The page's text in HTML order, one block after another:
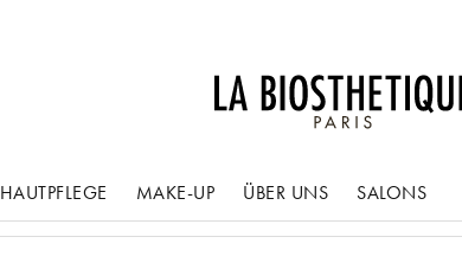
HAUTPFLEGE MAKE-UP ÜBER UNS SALONS